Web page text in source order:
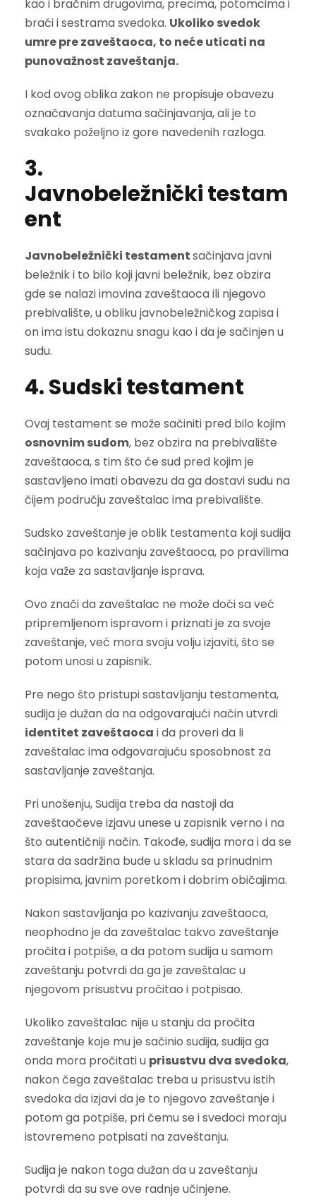
kao i bračnim drugovima, precima, potomcima i
braći i sestrama svedoka. Ukoliko svedok
umre pre zaveštaoca, to neće uticati na
punovažnost zaveštanja.
I kod ovog oblika zakon ne propisuje obavezu
označavanja datuma sačinjavanja, ali je to
svakako poželjno iz gore navedenih razloga.
3.
Javnobeležnički testam
ent
Javnobeležnički testamentsačinjava javni
beležnik i to bilo koji javni beležnik, bez obzira
gde se nalazi imovina zaveštaoca ili njegovo
prebivalište, u obliku javnobeležničkog zapisa i
on ima istu dokaznu snagu kao i da je sačinjen u
sudu.
4. Sudski testament
Ovaj testament se može sačiniti pred bilo kojim
osnovnim sudom, bez obzira na prebivalište
zaveštaoca, s tim što će sud pred kojim je
sastavljeno imati obavezu da ga dostavi sudu na
čijem području zaveštalac ima prebivalište.
Sudsko zaveštanje je oblik testamenta koji sudija
sačinjava po kazivanju zaveštaoca, po pravilima
koja važe za sastavljanje isprava.
Ovo znači da zaveštalac ne može doći sa već
pripremljenom ispravom i priznati je za svoje
zaveštanje, već mora svoju volju izjaviti, što se
potom unosi u zapisnik.
Pre nego što pristupi sastavljanju testamenta,
sudija je dužan da na odgovarajući način utvrdi
identitet zaveštaoca i da proveri da li
zaveštalac ima odgovarajuću sposobnost za
sastavljanje zaveštanja.
Pri unošenju, Sudija treba da nastoji da
zaveštaočeve izjavu unese u zapisnik verno i na
što autentičniji način. Takođe, sudija mora i da se
stara da sadržina bude u skladu sa prinudnim
propisima, javnim poretkom i dobrim običajima.
Nakon sastavljanja po kazivanju zaveštaoca,
neophodno je da zaveštalac takvo zaveštanje
pročita i potpiše, a da potom sudija u samom
zaveštanju potvrdi da ga je zaveštalac u
njegovom prisustvu pročitao i potpisao.
Ukoliko zaveštalac nije u stanju da pročita
zaveštanje koje mu je sačinio sudija, sudija ga
onda mora pročitati u prisustvu dva svedoka,
nakon čega zaveštalac treba u prisustvu istih
svedoka da izjavi da je to njegovo zaveštanje i
potom ga potpiše, pri čemu se i svedoci moraju
istovremeno potpisati na zaveštanju.
Sudija je nakon toga dužan da u zaveštanju
potvrdi da su sve ove radnje učinjene.